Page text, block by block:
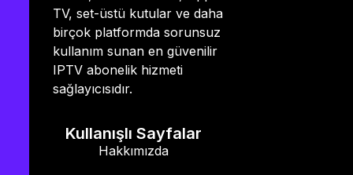
TV, set-üstü kutular ve daha
birçok platformda sorunsuz
kullanım sunan en güvenilir
IPTV abonelik hizmeti
sağlayıcısıdır.
Kullanışlı Sayfalar
Hakkımızda